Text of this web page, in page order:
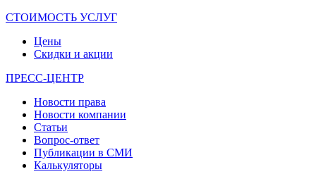
СТОИМОСТЬ УСЛУГ
Цены
Скидки и акции
ПРЕСС-ЦЕНТР
Новости права
Новости компании
Статьи
Вопрос-ответ
Публикации в СМИ
Калькуляторы